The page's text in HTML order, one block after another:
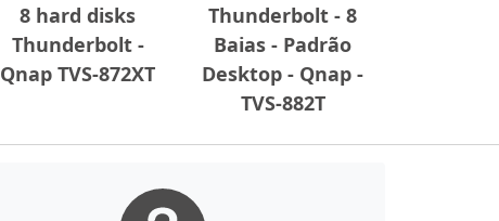
8 hard disks
Thunderbolt -
Qnap TVS-872XT
Thunderbolt - 8
Baias - Padrão
Desktop - Qnap -
TVS-882T